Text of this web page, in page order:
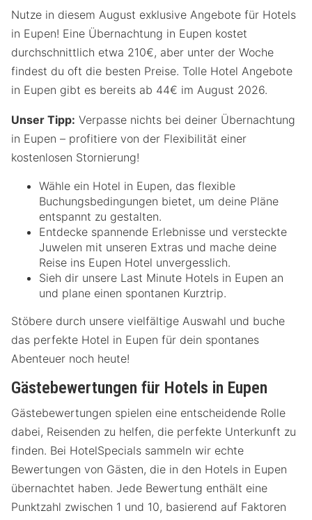
Nutze in diesem August exklusive Angebote für Hotels
in Eupen! Eine Übernachtung in Eupen kostet
durchschnittlich etwa 210€, aber unter der Woche
findest du oft die besten Preise. Tolle Hotel Angebote
in Eupen gibt es bereits ab 44€ im August 2026.
Unser Tipp: Verpasse nichts bei deiner Übernachtung
in Eupen – profitiere von der Flexibilität einer
kostenlosen Stornierung!
Wähle ein Hotel in Eupen, das flexible
Buchungsbedingungen bietet, um deine Pläne
entspannt zu gestalten.
Entdecke spannende Erlebnisse und versteckte
Juwelen mit unseren Extras und mache deine
Reise ins Eupen Hotel unvergesslich.
Sieh dir unsere Last Minute Hotels in Eupen an
und plane einen spontanen Kurztrip.
Stöbere durch unsere vielfältige Auswahl und buche
das perfekte Hotel in Eupen für dein spontanes
Abenteuer noch heute!
Gästebewertungen für Hotels in Eupen
Gästebewertungen spielen eine entscheidende Rolle
dabei, Reisenden zu helfen, die perfekte Unterkunft zu
finden. Bei HotelSpecials sammeln wir echte
Bewertungen von Gästen, die in den Hotels in Eupen
übernachtet haben. Jede Bewertung enthält eine
Punktzahl zwischen 1 und 10, basierend auf Faktoren